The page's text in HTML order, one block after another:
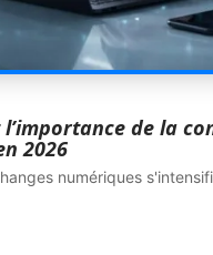
de la
2026
numériques